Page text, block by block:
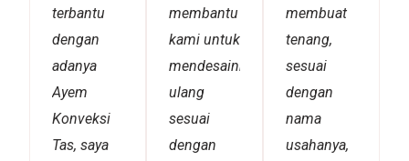
terbantu
dengan
adanya
Ayem
Konveksi
Tas, saya
membantu
kami untuk
mendesainnya
ulang
sesuai
dengan
membuat
tenang,
sesuai
dengan
nama
usahanya,